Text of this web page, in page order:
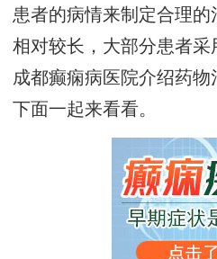
患者的病情来制定合理
相对较长，大部分患者
成都癫痫病医院介绍药物
下面一起来看看。